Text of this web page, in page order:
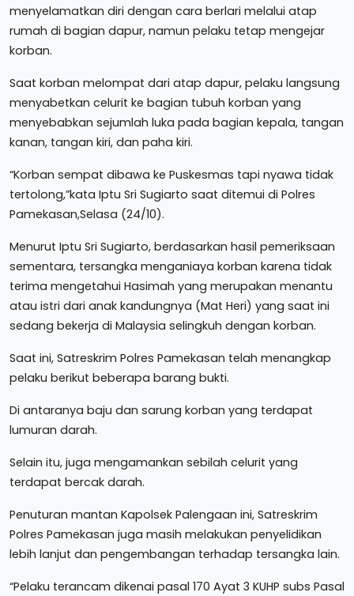
menyelamatkan diri dengan cara berlari melalui atap
rumah di bagian dapur, namun pelaku tetap mengejar
korban.
Saat korban melompat dari atap dapur, pelaku langsung
menyabetkan celurit ke bagian tubuh korban yang
menyebabkan sejumlah luka pada bagian kepala, tangan
kanan, tangan kiri, dan paha kiri.
“Korban sempat dibawa ke Puskesmas tapi nyawa tidak
tertolong,”kata Iptu Sri Sugiarto saat ditemui di Polres
Pamekasan,Selasa (24/10).
Menurut Iptu Sri Sugiarto, berdasarkan hasil pemeriksaan
sementara, tersangka menganiaya korban karena tidak
terima mengetahui Hasimah yang merupakan menantu
atau istri dari anak kandungnya (Mat Heri) yang saat ini
sedang bekerja di Malaysia selingkuh dengan korban.
Saat ini, Satreskrim Polres Pamekasan telah menangkap
pelaku berikut beberapa barang bukti.
Di antaranya baju dan sarung korban yang terdapat
lumuran darah.
Selain itu, juga mengamankan sebilah celurit yang
terdapat bercak darah.
Penuturan mantan Kapolsek Palengaan ini, Satreskrim
Polres Pamekasan juga masih melakukan penyelidikan
lebih lanjut dan pengembangan terhadap tersangka lain.
“Pelaku terancam dikenai pasal 170 Ayat 3 KUHP subs Pasal